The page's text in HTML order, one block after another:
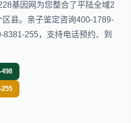
基因网为您整合了平陆全域2
县。亲子鉴定咨询400-1789-
255，支持电话预约、到
498
255